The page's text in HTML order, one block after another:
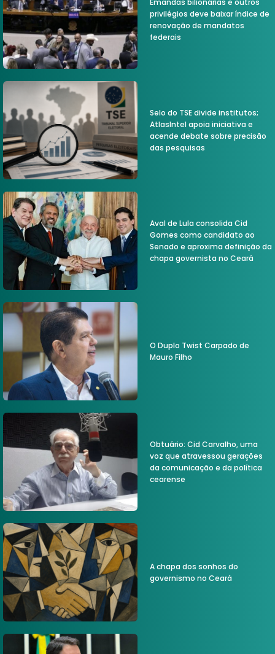
Emandas bilionárias e outros
privilégios deve baixar índice de
renovação de mandatos
federais
Selo do TSE divide institutos;
AtlasIntel apoia iniciativa e
acende debate sobre precisão
das pesquisas
Aval de Lula consolida Cid
Gomes como candidato ao
Senado e aproxima definição da
chapa governista no Ceará
O Duplo Twist Carpado de
Mauro Filho
Obtuário: Cid Carvalho, uma
voz que atravessou gerações
da comunicação e da política
cearense
A chapa dos sonhos do
governismo no Ceará